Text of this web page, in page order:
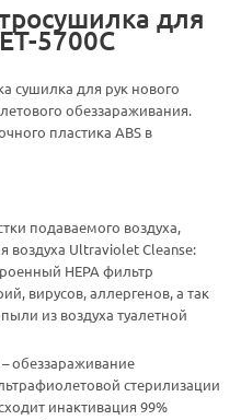
для
5700C
сушилка для рук нового
обеззараживания.
пластика ABS в
подаваемого воздуха,
воздуха Ultraviolet Cleanse:
НЕРА фильтр
вирусов, аллергенов, а так
из воздуха туалетной
обеззараживание
стерилизации
инактивация 99%